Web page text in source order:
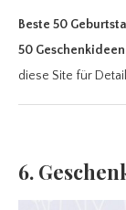
Beste 50
50 Geschenkideen
diese Site für
6.